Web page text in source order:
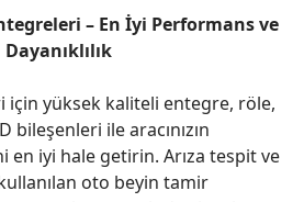
– En İyi Performans ve
Dayanıklılık
yüksek kaliteli entegre, röle,
bileşenleri ile aracınızın
iyi hale getirin. Arıza tespit ve
oto beyin tamir